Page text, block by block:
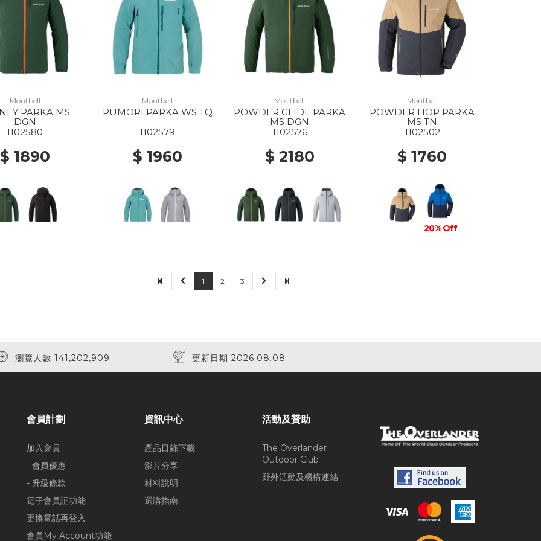
Montbell
PARKA MS
DGN
1102580
$ 1890
Montbell
PUMORI PARKA WS TQ
1102579
$ 1960
Montbell
POWDER GLIDE PARKA
MS DGN
1102576
$ 2180
Montbell
POWDER HOP PARKA
MS TN
1102502
$ 1760
20% Off
1 2 3
瀏覽人數 141,202,909 更新日期 2026.08.08
會員計劃
加入會員
- 會員優惠
- 升級條款
電子會員証功能
更換電話再登入
會員My Account功能
資訊中心
產品目錄下載
影片分享
材料說明
選購指南
活動及贊助
The Overlander
Outdoor Club
野外活動及機構連結